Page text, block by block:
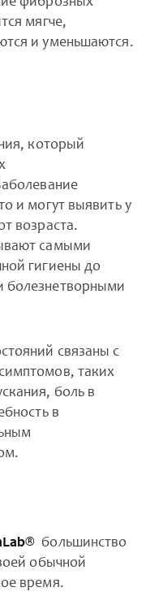
мягче,
и уменьшаются.
который
и могут выявить у
возраста.
самыми
гигиены до
болезнетворными
связаны с
таких
боль в
в
большинство
обычной
время.